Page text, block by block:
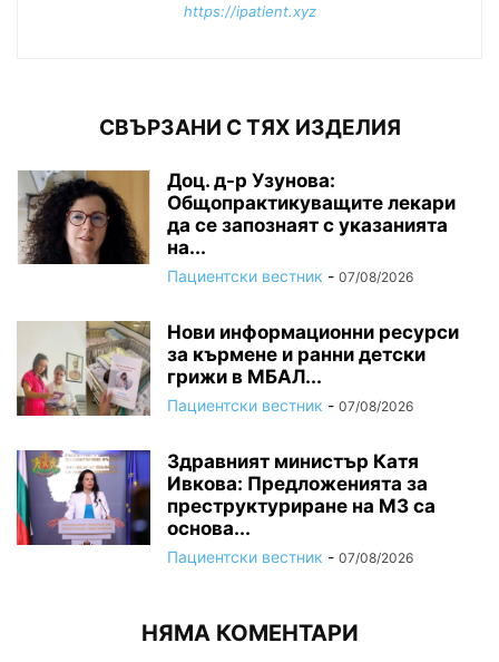
https://ipatient.xyz
СВЪРЗАНИ С ТЯХ ИЗДЕЛИЯ
Доц. д-р Узунова:
Общопрактикуващите лекари
да се запознаят с указанията
на...
Пациентски вестник - 07/08/2026
Нови информационни ресурси
за кърмене и ранни детски
грижи в МБАЛ...
Пациентски вестник - 07/08/2026
Здравният министър Катя
Ивкова: Предложенията за
преструктуриране на МЗ са
основа...
Пациентски вестник - 07/08/2026
НЯМА КОМЕНТАРИ